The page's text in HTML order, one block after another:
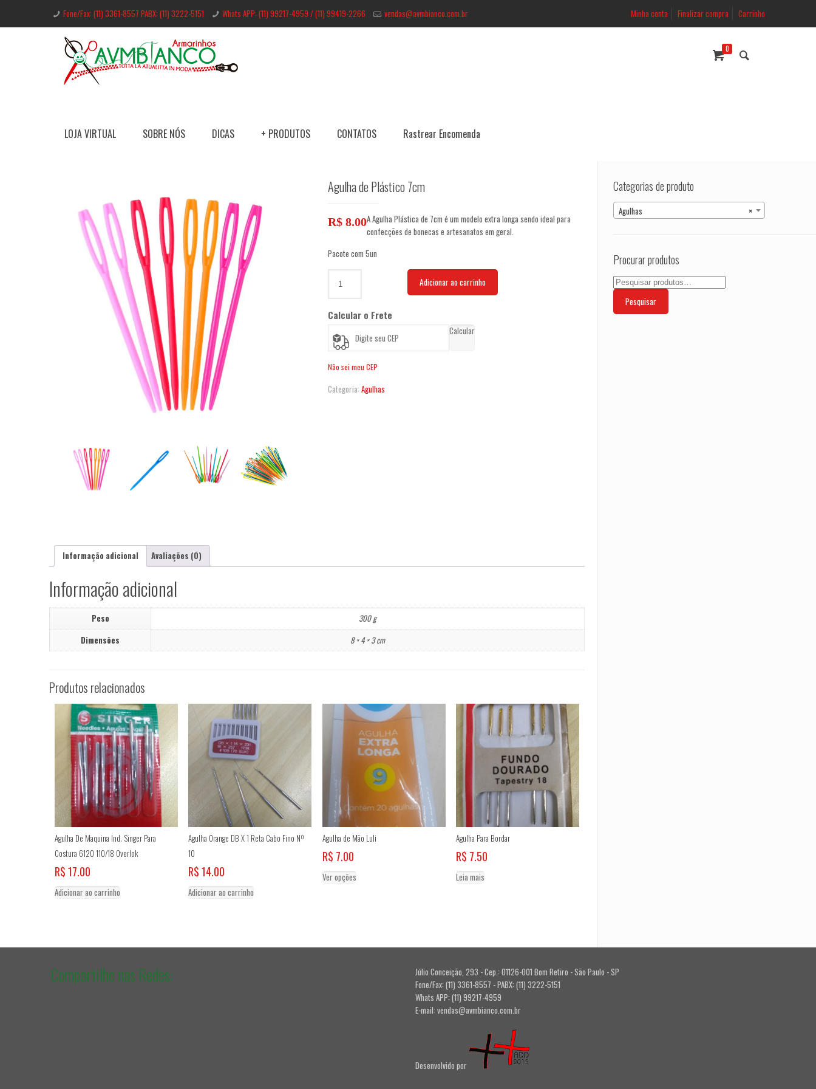
Fone/Fax: (11) 3361-8557 PABX: (11) 3222-5151 Whats APP: (11) 99217-4959 / (11) 99419-2266 vendas@avmbianco.com.br Minha conta Finalizar compra Carrinho
LOJA VIRTUAL SOBRE NÓS DICAS + PRODUTOS CONTATOS Rastrear Encomenda
0
Agulha de Plástico 7cm
R$8.00A Agulha Plástica de 7cm é um modelo extra longa sendo ideal para
confecções de bonecas e artesanatos em geral.
Pacote com 5un
7cm
Adicionar ao carrinho
Calcular o Frete
Calcular
Não sei meu CEP
Categoria: Agulhas
Informação adicional Avaliações (0)
Informação adicional
Peso
300 g
Dimensões
8 × 4 × 3 cm
Produtos relacionados
Agulha De Maquina Ind. Singer Para
Costura 6120 110/18 Overlok
R$17.00
Adicionar ao carrinho
Agulha Orange DB X 1 Reta Cabo Fino Nº
10
R$14.00
Adicionar ao carrinho
Agulha de Mão Luli
R$ 7.00
Ver opções
opções
Agulha Para Bordar
R$ 7.50
Leia mais
Categorias de produto
×
Agulhas
Procurar produtos
Pesquisar
Compartilhe nas Redes:
Júlio Conceição, 293 - Cep.: 01126-001 Bom Retiro - São Paulo - SP
Fone/Fax: (11) 3361-8557 - PABX: (11) 3222-5151
Whats APP: (11) 99217-4959
E-mail: vendas@avmbianco.com.br
Desenvolvido por